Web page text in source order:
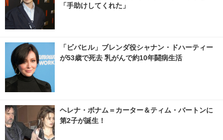
「手助けしてくれた」
「ビバヒル」ブレンダ役シャナン・ドハーティー
が53歳で死去 乳がんで約10年闘病生活
ヘレナ・ボナム＝カーター＆ティム・バートンに
第2子が誕生！